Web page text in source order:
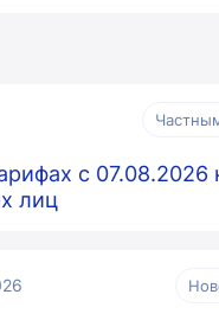
с 07.08.2026
лиц